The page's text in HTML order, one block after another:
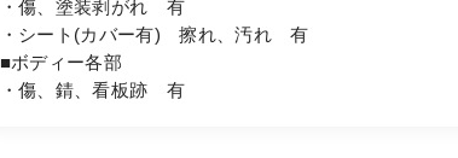
・傷、塗装剥がれ 有
・シート(カバー有) 擦れ、汚れ 有
■ボディー各部
・傷、錆、看板跡 有